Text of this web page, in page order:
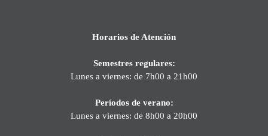
Horarios de Atención
Semestres regulares:
Lunes a viernes: de 7h00 a 21h00
Períodos de verano:
Lunes a viernes: de 8h00 a 20h00